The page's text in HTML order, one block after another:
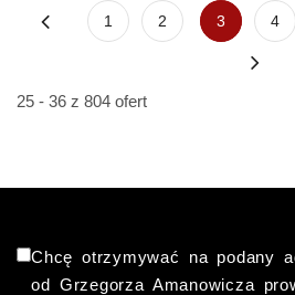
1 2 3 4
25 - 36 z 804 ofert
Chcę otrzymywać na podany
od Grzegorza Amanowicza